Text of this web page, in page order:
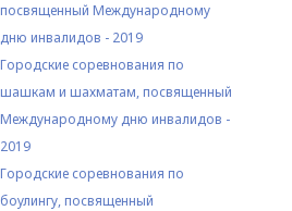
посвященный Международному
дню инвалидов - 2019
Городские соревнования по
шашкам и шахматам, посвященный
Международному дню инвалидов -
2019
Городские соревнования по
боулингу, посвященный